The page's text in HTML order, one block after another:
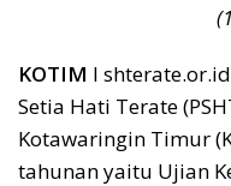
KOTIM I
Setia Hati Terate
Kotawaringin Timur
tahunan yaitu Ujian